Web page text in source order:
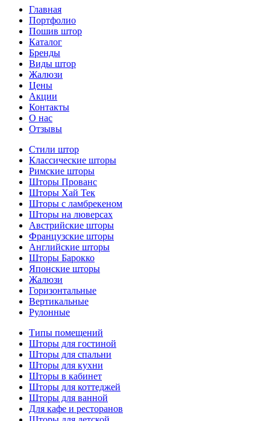
Главная
Портфолио
Пошив штор
Каталог
Бренды
Виды штор
Жалюзи
Цены
Акции
Контакты
О нас
Отзывы
Стили штор
Классические шторы
Римские шторы
Шторы Прованс
Шторы Хай Тек
Шторы с ламбрекеном
Шторы на люверсах
Австрийские шторы
Французские шторы
Английские шторы
Шторы Барокко
Японские шторы
Жалюзи
Горизонтальные
Вертикальные
Рулонные
Типы помещений
Шторы для гостиной
Шторы для спальни
Шторы для кухни
Шторы в кабинет
Шторы для коттеджей
Шторы для ванной
Для кафе и ресторанов